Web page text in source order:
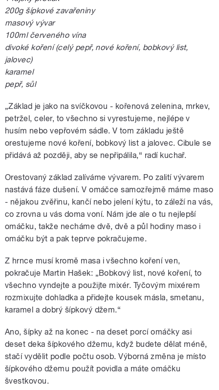
200g šípkové zavařeniny
masový vývar
100ml červeného vína
divoké koření (celý pepř, nové koření, bobkový list,
jalovec)
karamel
pepř, sůl
„Základ je jako na svíčkovou - kořenová zelenina, mrkev,
petržel, celer, to všechno si vyrestujeme, nejlépe v
husím nebo vepřovém sádle. V tom základu ještě
orestujeme nové koření, bobkový list a jalovec. Cibule se
přidává až později, aby se nepřipálila,“ radí kuchař.
Orestovaný základ zalíváme vývarem. Po zalití vývarem
nastává fáze dušení. V omáčce samozřejmě máme maso
- nějakou zvěřinu, kančí nebo jelení kýtu, to záleží na vás,
co zrovna u vás doma voní. Nám jde ale o tu nejlepší
omáčku, takže necháme dvě, dvě a půl hodiny maso i
omáčku být a pak teprve pokračujeme.
Z hrnce musí kromě masa i všechno koření ven,
pokračuje Martin Hašek: „Bobkový list, nové koření, to
všechno vyndejte a použijte mixér. Tyčovým mixérem
rozmixujte dohladka a přidejte kousek másla, smetanu,
karamel a dobrý šípkový džem.“
Ano, šípky až na konec - na deset porcí omáčky asi
deset deka šípkového džemu, když budete dělat méně,
stačí vydělit podle počtu osob. Výborná změna je místo
šípkového džemu použít povidla a máte omáčku
švestkovou.